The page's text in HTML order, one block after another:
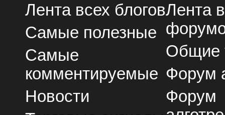
Лента всех блогов
Самые полезные
Самые
комментируемые
Новости
Лента
Общие
Форум
Форум